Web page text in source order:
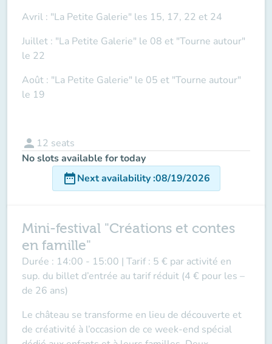
Avril : "La Petite Galerie" les 15, 17, 22 et 24
Juillet : "La Petite Galerie" le 08 et "Tourne autour"
le 22
Août : "La Petite Galerie" le 05 et "Tourne autour"
le 19
person 12 seats
No slots available for today
date_rangeNext availability:08/19/2026
Mini-festival "Créations et contes
en famille"
Durée : 14:00 - 15:00 | Tarif : 5 € par activité en
sup. du billet d’entrée au tarif réduit (4 € pour les –
de 26 ans)
Le château se transforme en lieu de découverte et
de créativité à l’occasion de ce week-end spécial